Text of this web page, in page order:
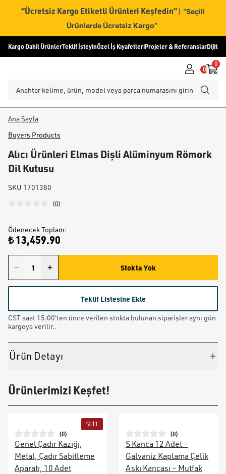
“Ücretsiz Kargo Etiketli Ürünleri Keşfedin” | “Seçili
Ürünlerde Ücretsiz Kargo”
Kargo Dahil ÜrünlerTeklif İsteyinÖzel İş KıyafetleriProjeler & ReferanslarDijital
0
0
Ana Sayfa
Buyers Products
Alıcı Ürünleri Elmas Dişli Alüminyum Römork
Dil Kutusu
SKU 1701380
(0)
Ödenecek Toplam:
₺ 13,459.90
Stokta Yok
Teklif Listesine Ekle
CST saat 15:00'ten önce verilen stokta bulunan siparişler aynı gün
kargoya verilir..
Ürün Detayı
Ürünlerimizi Keşfet!
%11
(0)
Genel Çadır Kazığı,
Metal, Çadır Sabitleme
Aparatı, 10 Adet
(0)
S Kanca 12 Adet –
Galvaniz Kaplama Çelik
Askı Kancası – Mutfak